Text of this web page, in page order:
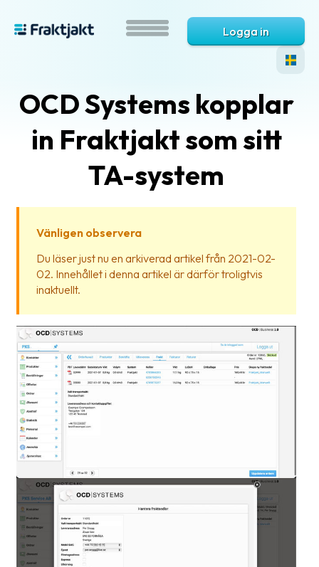
är
Hjälp?
frågor
&
svar
Ordlista
Paketering
Frakthandlingar
Skrivarinställningar
Tulldeklarationer
Leveransvillkor
Upphämtningar
Logga in
OCD Systems kopplar
in Fraktjakt som sitt
TA-system
Vänligen observera
Du läser just nu en arkiverad artikel från 2021-02-
02. Innehållet i denna artikel är därför troligtvis
inaktuellt.